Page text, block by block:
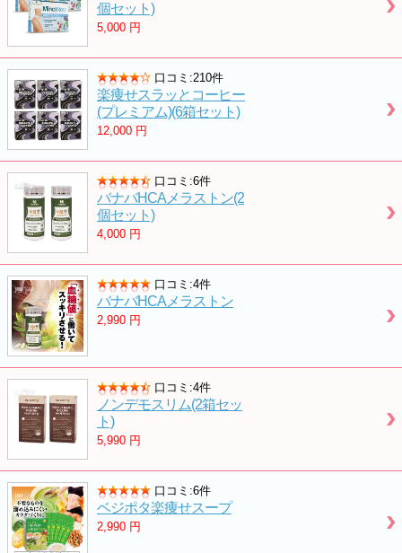
個セット)
5,000 円
口コミ:210件
楽痩せスラッとコーヒー
(プレミアム)(6箱セット)
12,000 円
口コミ:6件
バナバHCAメラストン(2
個セット)
4,000 円
口コミ:4件
バナバHCAメラストン
2,990 円
口コミ:4件
ノンデモスリム(2箱セッ
ト)
5,990 円
口コミ:6件
ベジポタ楽痩せスープ
2,990 円